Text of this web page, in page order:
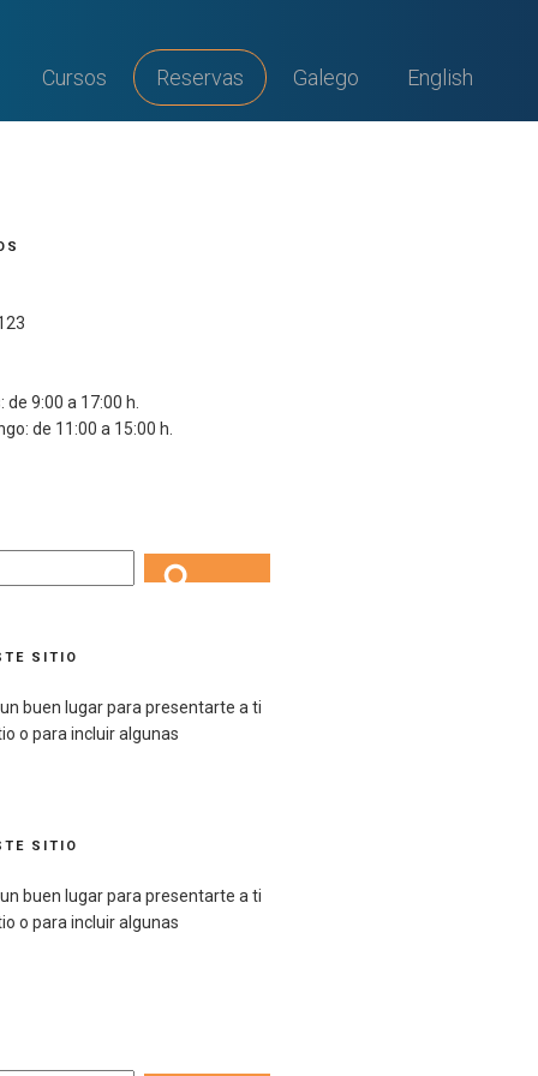
Cursos Reservas Galego English
de 9:00 a 17:00 h.
de 11:00 a 15:00 h.
SITIO
buen lugar para presentarte a ti
o para incluir algunas
SITIO
buen lugar para presentarte a ti
o para incluir algunas